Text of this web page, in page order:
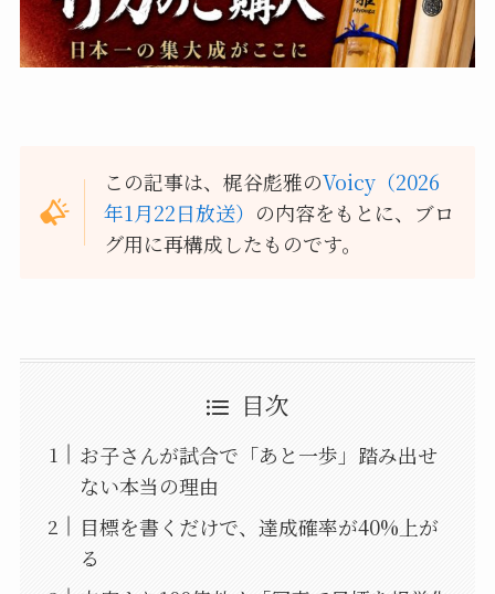
この記事は、梶谷彪雅のVoicy（2026
年1月22日放送） の内容をもとに、ブロ
グ用に再構成したものです。
目次
お子さんが試合で「あと一歩」踏み出せ
ない本当の理由
目標を書くだけで、達成確率が40%上が
る